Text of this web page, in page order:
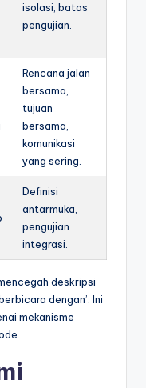
isolasi, batas
pengujian.
Rencana jalan
bersama,
tujuan
bersama,
komunikasi
yang sering.
Definisi
antarmuka,
pengujian
integrasi.
deskripsi
dengan’. Ini
mekanisme